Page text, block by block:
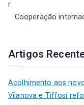
r
Cooperação
Artigos
Acolhimento aos
Vilanova e Tiffosi